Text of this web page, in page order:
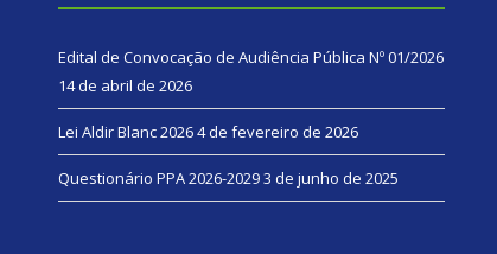
Edital de Convocação de Audiência Pública Nº 01/2026
14 de abril de 2026
Lei Aldir Blanc 20264 de fevereiro de 2026
Questionário PPA 2026-20293 de junho de 2025